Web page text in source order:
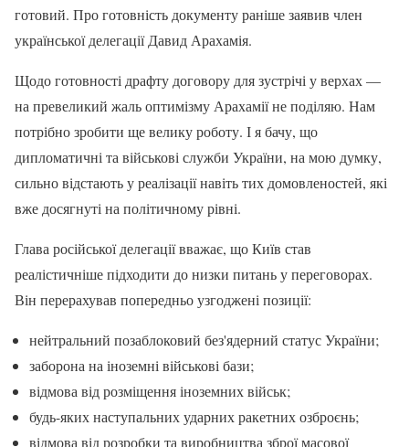
готовий. Про готовність документу раніше заявив член
української делегації Давид Арахамія.
Щодо готовності драфту договору для зустрічі у верхах —
на превеликий жаль оптимізму Арахамії не поділяю. Нам
потрібно зробити ще велику роботу. І я бачу, що
дипломатичні та військові служби України, на мою думку,
сильно відстають у реалізації навіть тих домовленостей, які
вже досягнуті на політичному рівні.
Глава російської делегації вважає, що Київ став
реалістичніше підходити до низки питань у переговорах.
Він перерахував попередньо узгоджені позиції:
нейтральний позаблоковий без'ядерний статус України;
заборона на іноземні військові бази;
відмова від розміщення іноземних військ;
будь-яких наступальних ударних ракетних озброєнь;
відмова від розробки та виробництва зброї масової